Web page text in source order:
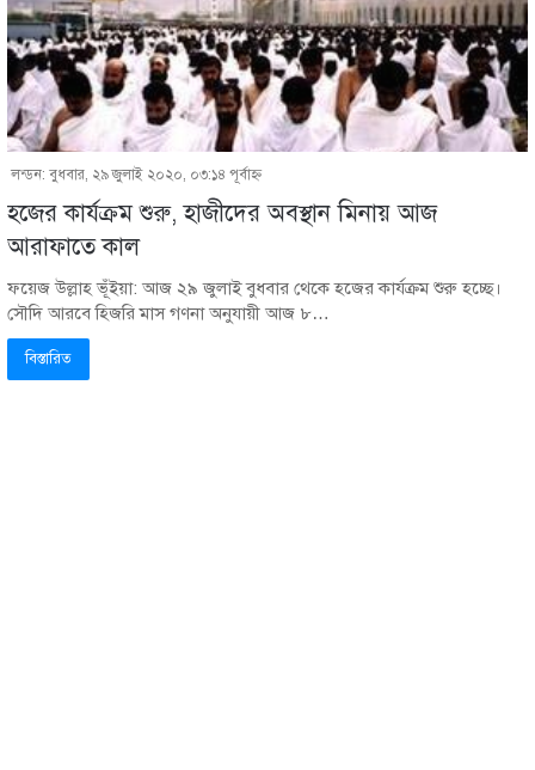
লন্ডন: বুধবার, ২৯ জুলাই ২০২০, ০৩:১৪ পূর্বাহ্ণ
হজের কার্যক্রম শুরু, হাজীদের অবস্থান মিনায় আজ
আরাফাতে কাল
ফয়েজ উল্লাহ ভূঁইয়া: আজ ২৯ জুলাই বুধবার থেকে হজের কার্যক্রম শুরু হচ্ছে।
সৌদি আরবে হিজরি মাস গণনা অনুযায়ী আজ ৮…
বিস্তারিত